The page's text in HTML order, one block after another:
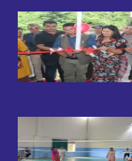
१४ आज
११ महिना
१५
आजको
अगस्ट
११ महिना